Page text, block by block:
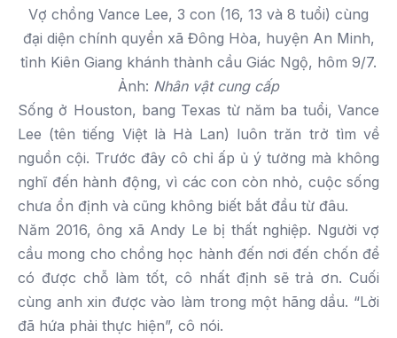
Vợ chồng Vance Lee, 3 con (16, 13 và 8 tuổi) cùng
đại diện chính quyền xã Đông Hòa, huyện An Minh,
tỉnh Kiên Giang khánh thành cầu Giác Ngộ, hôm 9/7.
Ảnh: Nhân vật cung cấp
Sống ở Houston, bang Texas từ năm ba tuổi, Vance
Lee (tên tiếng Việt là Hà Lan) luôn trăn trở tìm về
nguồn cội. Trước đây cô chỉ ấp ủ ý tưởng mà không
nghĩ đến hành động, vì các con còn nhỏ, cuộc sống
chưa ổn định và cũng không biết bắt đầu từ đâu.
Năm 2016, ông xã Andy Le bị thất nghiệp. Người vợ
cầu mong cho chồng học hành đến nơi đến chốn để
có được chỗ làm tốt, cô nhất định sẽ trả ơn. Cuối
cùng anh xin được vào làm trong một hãng dầu. “Lời
đã hứa phải thực hiện”, cô nói.